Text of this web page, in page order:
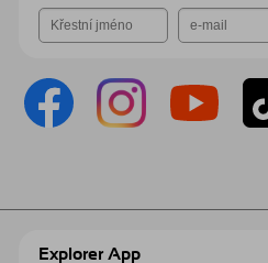
Explorer App